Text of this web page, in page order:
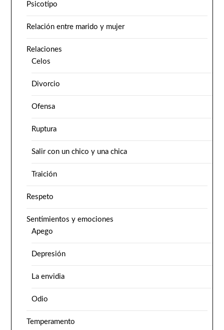
Psicotipo
Relación entre marido y mujer
Relaciones
Celos
Divorcio
Ofensa
Ruptura
Salir con un chico y una chica
Traición
Respeto
Sentimientos y emociones
Apego
Depresión
La envidia
Odio
Temperamento